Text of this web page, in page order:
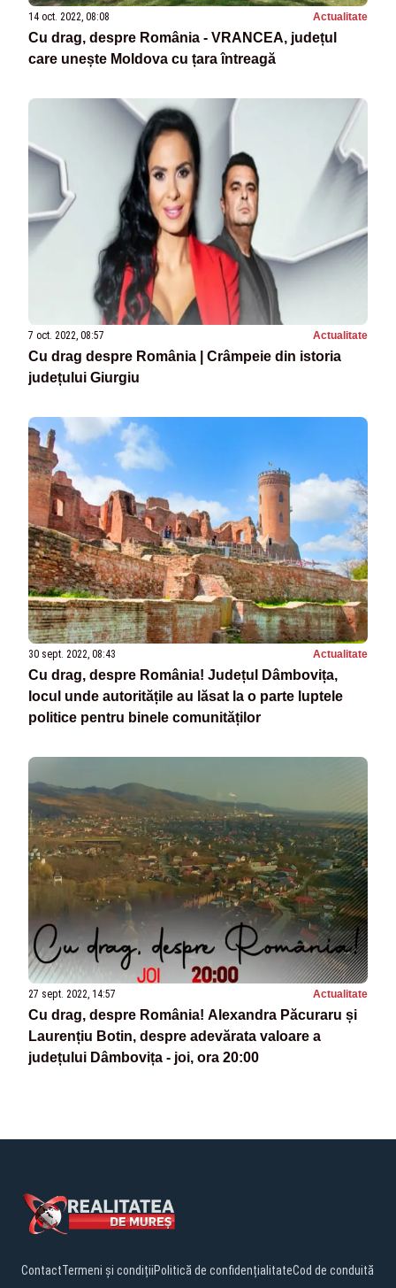
14 oct. 2022, 08:08 Actualitate
Cu drag, despre România - VRANCEA, județul
care unește Moldova cu țara întreagă
7 oct. 2022, 08:57 Actualitate
Cu drag despre România | Crâmpeie din istoria
județului Giurgiu
30 sept. 2022, 08:43 Actualitate
Cu drag, despre România! Județul Dâmbovița,
locul unde autoritățile au lăsat la o parte luptele
politice pentru binele comunităților
27 sept. 2022, 14:57 Actualitate
Cu drag, despre România! Alexandra Păcuraru și
Laurențiu Botin, despre adevărata valoare a
județului Dâmbovița - joi, ora 20:00
ContactTermeni și condițiiPolitică de confidențialitateCod de conduită